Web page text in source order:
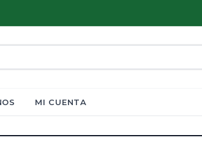
MI CUENTA